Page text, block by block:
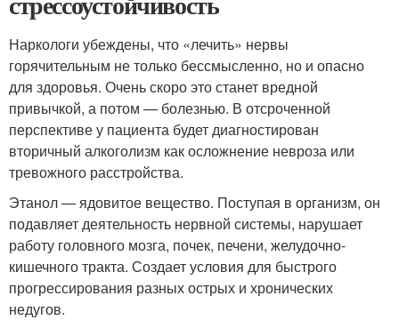
Наркологи убеждены, что «лечить» нервы
горячительным не только бессмысленно, но и опасно
для здоровья. Очень скоро это станет вредной
привычкой, а потом — болезнью. В отсроченной
перспективе у пациента будет диагностирован
вторичный алкоголизм как осложнение невроза или
тревожного расстройства.
Этанол — ядовитое вещество. Поступая в организм, он
подавляет деятельность нервной системы, нарушает
работу головного мозга, почек, печени, желудочно-
кишечного тракта. Создает условия для быстрого
прогрессирования разных острых и хронических
недугов.